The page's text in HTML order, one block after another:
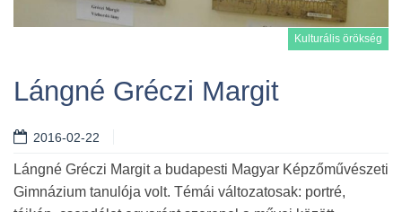
Kulturális örökség
Lángné Gréczi Margit
2016-02-22
Lángné Gréczi Margit a budapesti Magyar Képzőművészeti
Gimnázium tanulója volt. Témái változatosak: portré,